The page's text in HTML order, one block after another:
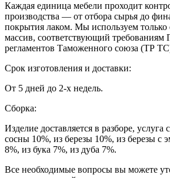
Каждая единица мебели проходит
производства — от отбора сырья до
покрытия лаком. Мы используем
массив, соответствующий
регламентов Таможенного союза (ТР
Срок изготовления и доставки:
От 5 дней до 2-х недель.
Сборка:
Изделие доставляется в разборе, услуга
сосны 10%, из березы 10%, из березы с
8%, из бука 7%, из дуба 7%.
Все необходимые вопросы вы можете